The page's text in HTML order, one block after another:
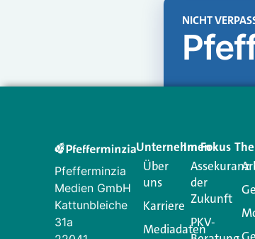
NICHT
Pfefferminzia
Medien GmbH
Kattunbleiche
31a
Unternehmen
Über
uns
Karriere
Mediadaten
Im Fokus
Assekuranz
der
Zukunft
PKV-